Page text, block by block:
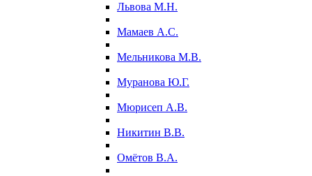
Львова М.Н.
Мамаев А.С.
Мельникова М.В.
Муранова Ю.Г.
Мюрисеп А.В.
Никитин В.В.
Омётов В.А.